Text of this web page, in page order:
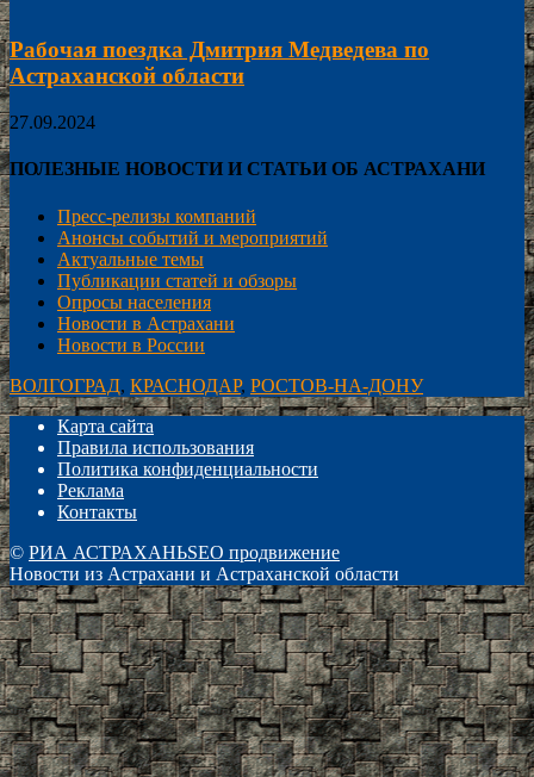
Рабочая поездка Дмитрия Медведева по
Астраханской области
27.09.2024
ПОЛЕЗНЫЕ НОВОСТИ И СТАТЬИ ОБ АСТРАХАНИ
Пресс-релизы компаний
Анонсы событий и мероприятий
Актуальные темы
Публикации статей и обзоры
Опросы населения
Новости в Астрахани
Новости в России
ВОЛГОГРАД, КРАСНОДАР, РОСТОВ-НА-ДОНУ
Карта сайта
Правила использования
Политика конфиденциальности
Реклама
Контакты
© РИА АСТРАХАНЬSEO продвижение
Новости из Астрахани и Астраханской области